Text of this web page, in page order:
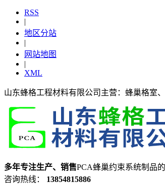
RSS
|
地区分站
|
网站地图
|
XML
山东蜂格工程材料有限公司主营：蜂巢格室
多年专注生产、销售PCA蜂巢约束系统制品
咨询热线： 13854815886